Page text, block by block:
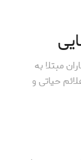
مبتلا به
حیاتی و